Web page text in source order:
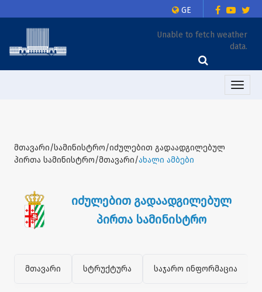
GE
Unable to fetch weather
data.
Toggle
მთავარი/სამინისტრო/იძულებით გადაადგილებულ
პირთა სამინისტრო/მთავარი/ახალი ამბები
იძულებით გადაადგილებულ
პირთა სამინისტრო
მთავარი სტრუქტურა საჯარო ინფორმაცია